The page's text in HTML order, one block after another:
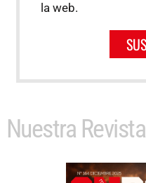
la web.
Nuestra Revista